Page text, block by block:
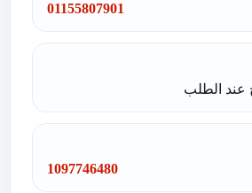
01155807901
1097746480